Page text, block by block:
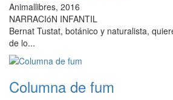
Animallibres, 2016
NARRACIóN INFANTIL
Bernat Tustat, botánico y naturalista,
de lo...
Columna de fum